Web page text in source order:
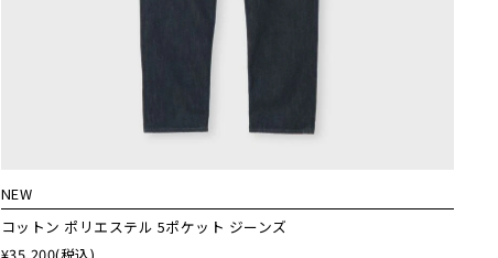
NEW
コットン ポリエステル 5ポケット ジーンズ